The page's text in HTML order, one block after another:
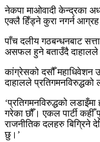
नेकपा माओवादी केन्द्रका
एक्लै हिँड्ने कुरा नगर्न
पाँच दलीय गठबन्धनबाट
असफल हुने बताउँदै दाहालले
कांग्रेसको दसौँ महाधिवेशन
दाहालले प्रतिगमनविरुद्धको
‘प्रतिगमनविरुद्धको
गरेका छौँ। एकल पार्टी कहीँ
राजनीतिक दलहरु बिग्रिने
छु।’